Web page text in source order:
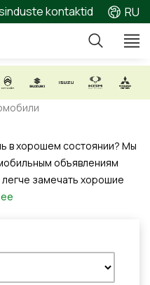
kontaktid RU
в хорошем состоянии? Мы
объявлениям
легче замечать хорошие